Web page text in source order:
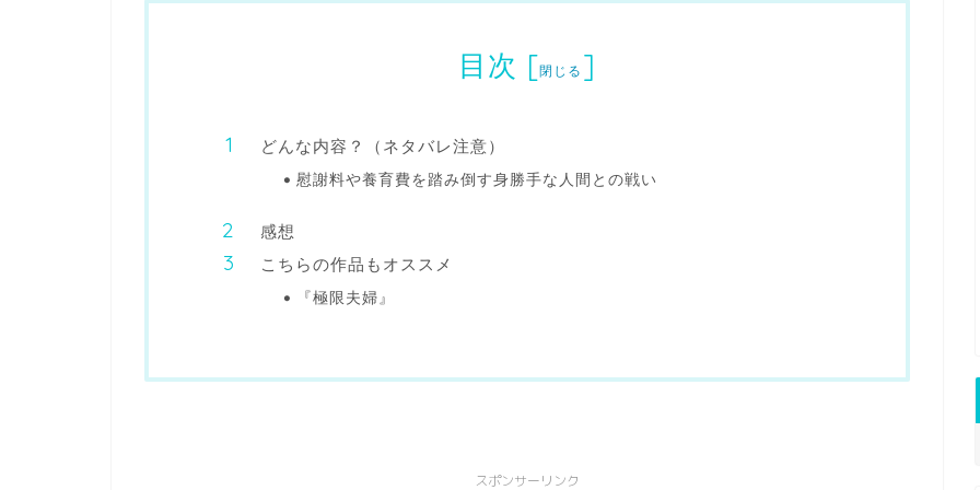
目次 [閉じる ]
どんな内容？（ネタバレ注意）
慰謝料や養育費を踏み倒す身勝手な人間との戦い
感想
こちらの作品もオススメ
『極限夫婦』
スポンサーリンク